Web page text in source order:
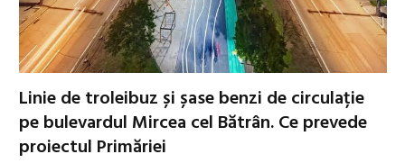
Linie de troleibuz și șase benzi de circulație
pe bulevardul Mircea cel Bătrân. Ce prevede
proiectul Primăriei